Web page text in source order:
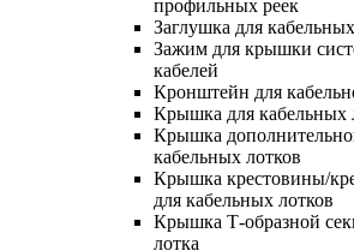
профильных реек
Заглушка для
Зажим для крышки
кабелей
Кронштейн для
Крышка для кабельных
Крышка
кабельных лотков
Крышка крестовины/
для кабельных лотков
Крышка Т-образной
лотка